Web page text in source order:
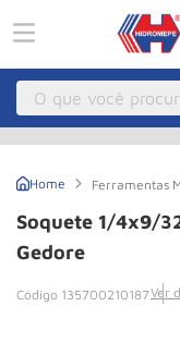
O que você procura
Ferramentas
Soquete 1/4x9/
Gedore
135700210187Ver
3 º Macaco